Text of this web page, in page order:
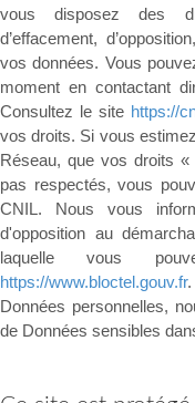
vous disposez des
d’effacement,
vos données. Vous
moment en contactant
Consultez le site https://
vos droits. Si vous
Réseau, que vos droits
pas respectés, vous
CNIL. Nous vous
d'opposition au
laquelle vous
https://www.bloctel.gouv.fr.
Données personnelles,
de Données sensibles